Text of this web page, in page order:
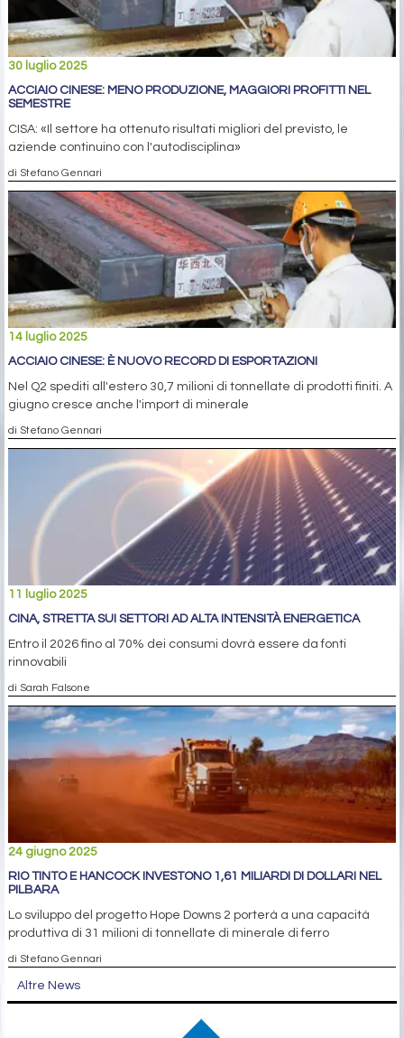
30 luglio 2025
ACCIAIO CINESE: MENO PRODUZIONE, MAGGIORI PROFITTI NEL
SEMESTRE
CISA: «Il settore ha ottenuto risultati migliori del previsto, le
aziende continuino con l'autodisciplina»
di Stefano Gennari
14 luglio 2025
ACCIAIO CINESE: È NUOVO RECORD DI ESPORTAZIONI
Nel Q2 spediti all'estero 30,7 milioni di tonnellate di prodotti finiti. A
giugno cresce anche l'import di minerale
di Stefano Gennari
11 luglio 2025
CINA, STRETTA SUI SETTORI AD ALTA INTENSITÀ ENERGETICA
Entro il 2026 fino al 70% dei consumi dovrà essere da fonti
rinnovabili
di Sarah Falsone
24 giugno 2025
RIO TINTO E HANCOCK INVESTONO 1,61 MILIARDI DI DOLLARI NEL
PILBARA
Lo sviluppo del progetto Hope Downs 2 porterà a una capacità
produttiva di 31 milioni di tonnellate di minerale di ferro
di Stefano Gennari
Altre News